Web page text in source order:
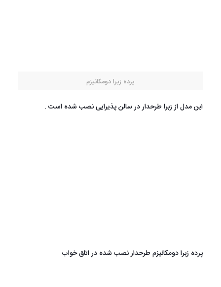
پرده زبرا دومکانیزم
این مدل از زبرا طرحدار در سالن پذیرایی نصب شده است .
پرده زبرا دومکانیزم طرحدار نصب شده در اتاق خواب